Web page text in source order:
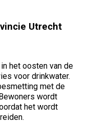
Utrecht
het oosten van de
voor drinkwater.
met de
wordt
het wordt